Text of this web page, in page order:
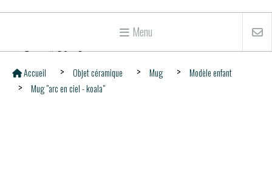
Menu
Accueil Objet céramique Mug
Modèle enfant
Mug "arc en ciel - koala"